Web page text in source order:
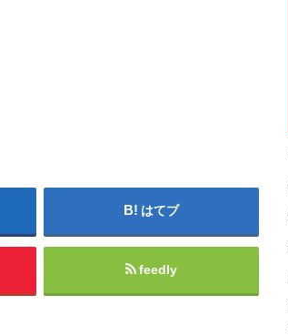
はてブ
feedly